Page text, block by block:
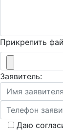
Прикрепить
Заявитель:
Даю